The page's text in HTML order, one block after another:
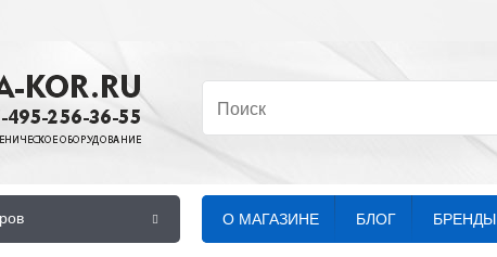
О МАГАЗИНЕ БЛОГ БРЕНДЫ